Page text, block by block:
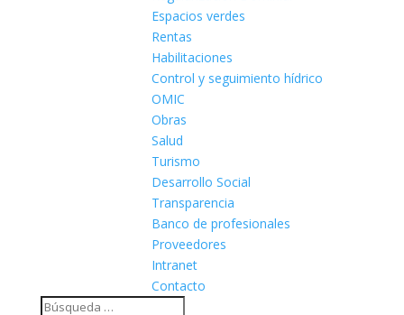
Espacios verdes
Rentas
Habilitaciones
Control y seguimiento hídrico
OMIC
Obras
Salud
Turismo
Desarrollo Social
Transparencia
Banco de profesionales
Proveedores
Intranet
Contacto